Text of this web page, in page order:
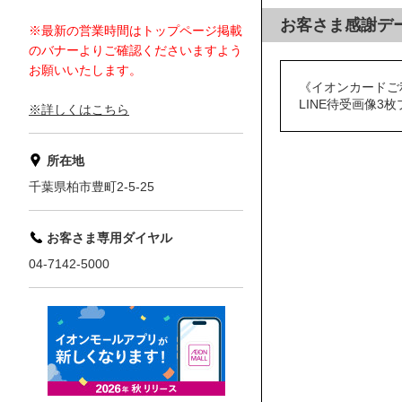
お客さま感謝デ
《イオンカードご
LINE待受画像3枚
※最新の営業時間はトップページ掲載
のバナーよりご確認くださいますよう
お願いいたします。
※詳しくはこちら
所在地
千葉県柏市豊町2-5-25
お客さま専用ダイヤル
04-7142-5000